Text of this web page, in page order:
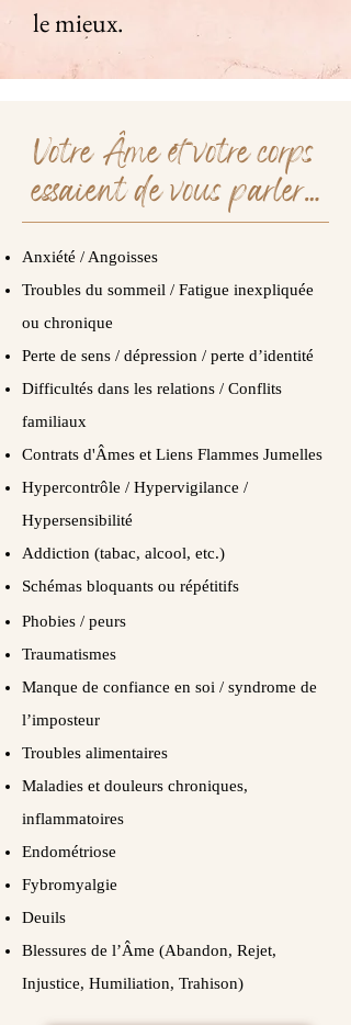
le mieux.
Votre Âme et votre corps
essaient de vous parler…
Anxiété / Angoisses
Troubles du sommeil / Fatigue inexpliquée
ou chronique
Perte de sens / dépression / perte d’identité
Difficultés dans les relations / Conflits
familiaux
Contrats d'Âmes et Liens Flammes Jumelles
Hypercontrôle / Hypervigilance /
Hypersensibilité
Addiction (tabac, alcool, etc.)
Schémas bloquants ou répétitifs
Phobies / peurs
Traumatismes
Manque de confiance en soi / syndrome de
l’imposteur
Troubles alimentaires
Maladies et douleurs chroniques,
inflammatoires
Endométriose
Fybromyalgie
Deuils
Blessures de l’Âme (Abandon, Rejet,
Injustice, Humiliation, Trahison)